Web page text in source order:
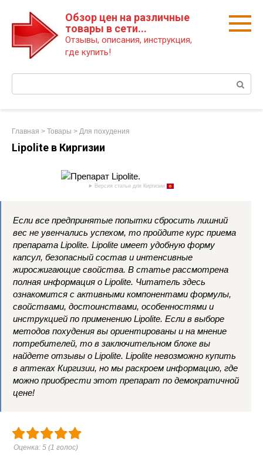
Обзор цен на различные
товары в сети...
Отзывы, описания, инструкция,
где купить!
Главная > Товары > Для похудения
Lipolite в Киргизии
Версия статьи для Киргизии
Если все предпринятые попытки сбросить лишний
вес не увенчались успехом, то пройдите курс приема
препарата Lipolite. Lipolite имеет удобную форму
капсул, безопасный состав и интенсивные
жиросжигающие свойства. В статье рассмотрена
полная информация о Lipolite. Читатель здесь
ознакомится с активными компонентами формулы,
свойствами, достоинствами, особенностями и
инструкцией по применению Lipolite. Если в выборе
методов похудения вы ориентированы и на мнение
потребителей, то в заключительном блоке вы
найдете отзывы о Lipolite. Lipolite невозможно купить
в аптеках Киргизии, но мы раскроем информацию, где
можно приобрести этот препарат по демократичной
цене!
Оценка: 5 (1 голос)